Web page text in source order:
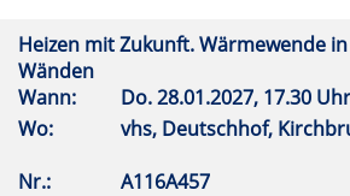
Heizen mit Zukunft. Wärmewende
Wänden
Wann:
Do.28.01.2027, 17.30 Uhr
Wo:
vhs, Deutschhof,
Nr.:
A116A457